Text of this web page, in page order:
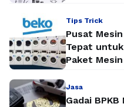
Tips Trick
Pusat
Tepat
Paket
Jasa
Gadai BPKB